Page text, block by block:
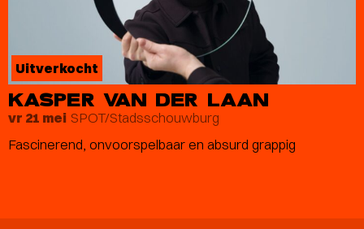
Uitverkocht
KASPER VAN DER LAAN
vr 21 mei SPOT/Stadsschouwburg
Fascinerend, onvoorspelbaar en absurd grappig